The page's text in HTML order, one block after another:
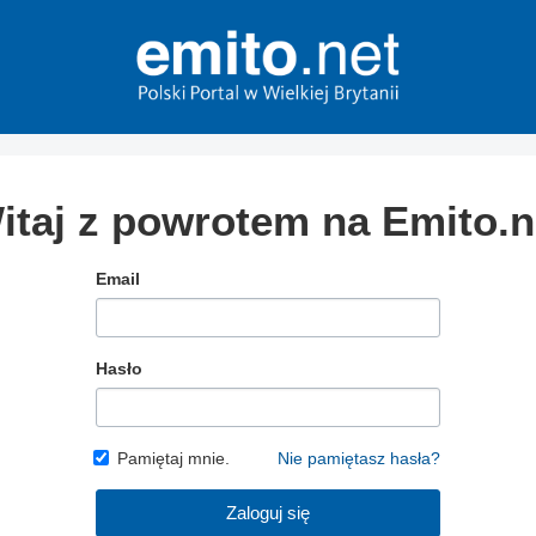
z powrotem na
Email
Hasło
Pamiętaj mnie. Nie pamiętasz hasła?
Zaloguj się